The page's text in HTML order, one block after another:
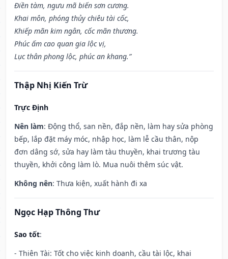
Điền tàm, ngưu mã biến sơn cương.
Khai môn, phóng thủy chiêu tài cốc,
Khiếp mãn kim ngân, cốc mãn thương.
Phúc ấm cao quan gia lộc vị,
Lục thân phong lộc, phúc an khang.”
Thập Nhị Kiến Trừ
Trực Định
Nên làm: Động thổ, san nền, đắp nền, làm hay sửa phòng
bếp, lắp đặt máy móc, nhập học, làm lễ cầu thân, nộp
đơn dâng sớ, sửa hay làm tàu thuyền, khai trương tàu
thuyền, khởi công làm lò. Mua nuôi thêm súc vật.
Không nên: Thưa kiện, xuất hành đi xa
Ngọc Hạp Thông Thư
Sao tốt:
- Thiên Tài: Tốt cho việc kinh doanh, cầu tài lộc, khai